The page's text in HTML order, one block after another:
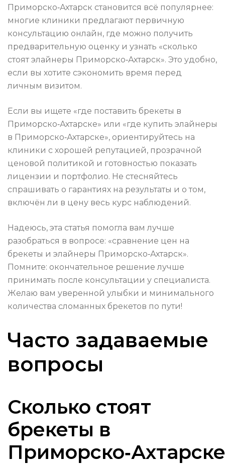
Приморско‑Ахтарск становится всё популярнее:
многие клиники предлагают первичную
консультацию онлайн, где можно получить
предварительную оценку и узнать «сколько
стоят элайнеры Приморско‑Ахтарск». Это удобно,
если вы хотите сэкономить время перед
личным визитом.
Если вы ищете «где поставить брекеты в
Приморско‑Ахтарске» или «где купить элайнеры
в Приморско‑Ахтарске», ориентируйтесь на
клиники с хорошей репутацией, прозрачной
ценовой политикой и готовностью показать
лицензии и портфолио. Не стесняйтесь
спрашивать о гарантиях на результаты и о том,
включён ли в цену весь курс наблюдений.
Надеюсь, эта статья помогла вам лучше
разобраться в вопросе: «сравнение цен на
брекеты и элайнеры Приморско‑Ахтарск».
Помните: окончательное решение лучше
принимать после консультации у специалиста.
Желаю вам уверенной улыбки и минимального
количества сломанных брекетов по пути!
Часто задаваемые
вопросы
Сколько стоят
брекеты в